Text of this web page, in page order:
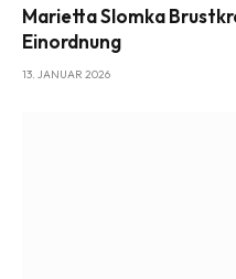
Marietta Slomka
Einordnung
13. JANUAR 2026